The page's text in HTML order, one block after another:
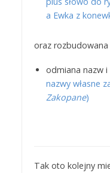
a Ewka z
oraz rozbudowana
odmiana nazw i
nazwy własne
Zakopane)
Tak oto kolejny